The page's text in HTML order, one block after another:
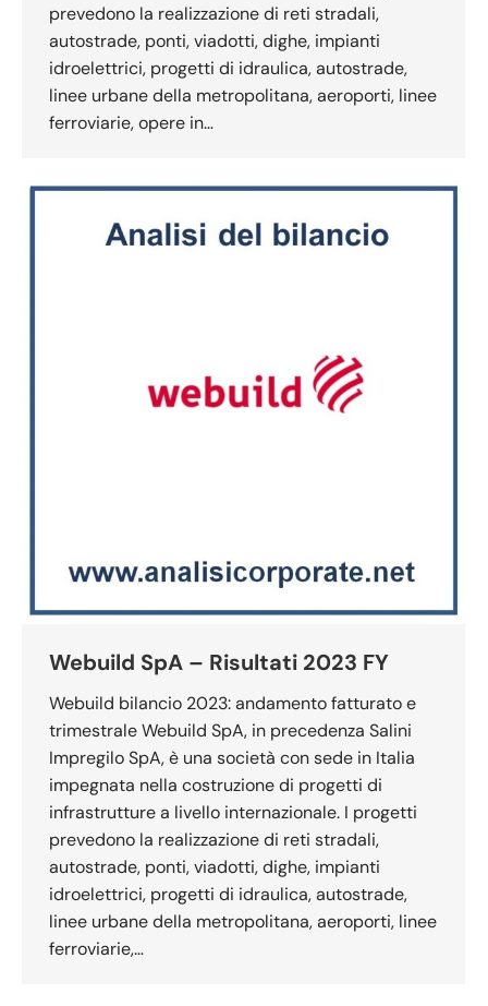
prevedono la realizzazione di reti stradali,
autostrade, ponti, viadotti, dighe, impianti
idroelettrici, progetti di idraulica, autostrade,
linee urbane della metropolitana, aeroporti, linee
ferroviarie, opere in…
Webuild SpA – Risultati 2023 FY
Webuild bilancio 2023: andamento fatturato e
trimestrale Webuild SpA, in precedenza Salini
Impregilo SpA, è una società con sede in Italia
impegnata nella costruzione di progetti di
infrastrutture a livello internazionale. I progetti
prevedono la realizzazione di reti stradali,
autostrade, ponti, viadotti, dighe, impianti
idroelettrici, progetti di idraulica, autostrade,
linee urbane della metropolitana, aeroporti, linee
ferroviarie,…